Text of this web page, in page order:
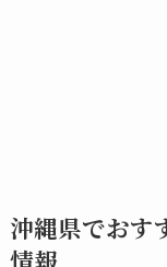
沖縄県でおす
情報